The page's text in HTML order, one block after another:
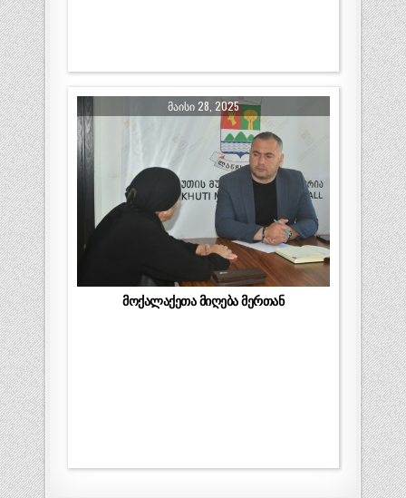
ᲛᲐᲘᲡᲘ 28, 2025
მოქალაქეთა მიღება მერთან